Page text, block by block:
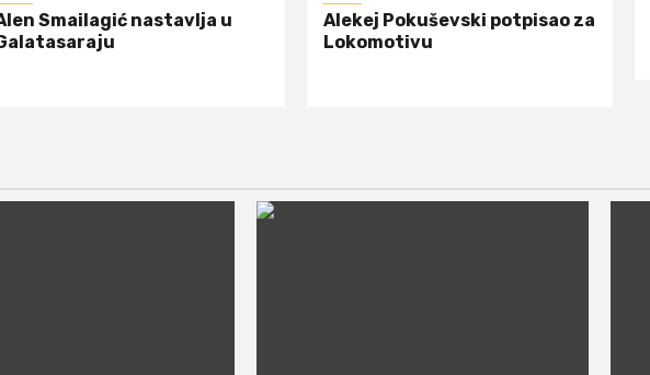
Smailagić nastavlja u
Alekej Pokuševski potpisao za
Lokomotivu